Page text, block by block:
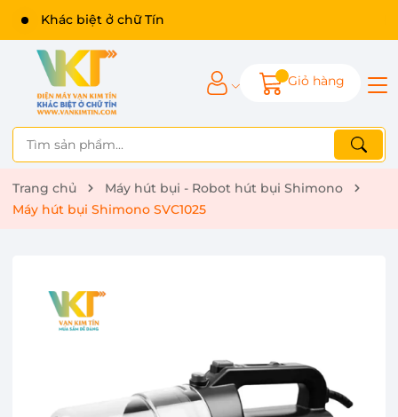
Khác biệt ở chữ Tín
Giỏ hàng
Trang chủ
Máy hút bụi - Robot hút bụi Shimono
Máy hút bụi Shimono SVC1025